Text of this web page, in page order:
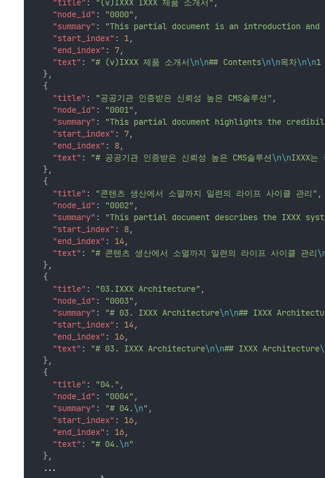
"title" : "(v)IXXX IXXX 제품 소개서" ,
"node_id" : "0000" ,
"summary" :
"This partial document is an introduction and
"start_index" : 1,
"end_index" : 7,
"text" : "# (v)IXXX 제품 소개서\n\n## Contents\n\n목차\n\n1
  },
  {
"title" : "공공기관 인증받은 신뢰성 높은 CMS솔루션" ,
"node_id" : "0001" ,
"summary" :
"This partial document highlights the
"start_index" : 7,
"end_index" : 8,
"text" : "# 공공기관 인증받은 신뢰성 높은 CMS솔루션\n\nIXXX는
  },
  {
"title" : "콘텐츠 생산에서 소멸까지 일련의 라이프 사이클 관리" ,
"node_id" : "0002" ,
"summary" :
"This partial document describes the IXXX
"start_index" : 8,
"end_index" : 14 ,
"text" : "# 콘텐츠 생산에서 소멸까지 일련의 라이프 사이클 관리
  },
  {
"title" : "03.IXXX Architecture" ,
"node_id" : "0003" ,
"summary" : "# 03. IXXX Architecture\n\n## IXXX
"start_index" : 14 ,
"end_index" : 16,
"text" : "# 03. IXXX Architecture\n\n## IXXX Architecture
  },
  {
"title" : "04." ,
"node_id" : "0004" ,
"summary" : "# 04.\n" ,
"start_index" : 16,
"end_index" : 16,
"text" : "# 04.\n"
  },
...